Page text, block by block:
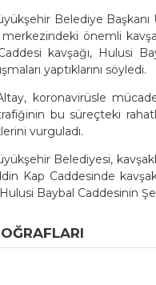
Belediye Başkanı
merkezindeki önemli
kavşağı, Hulusi
yaptıklarını söyledi.
koronavirüsle
bu süreçteki
vurguladı.
Belediyesi,
Kap Caddesinde
Hulusi Baybal Caddesinin